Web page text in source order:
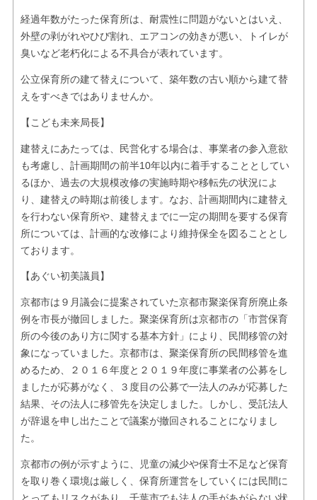
経過年数がたった保育所は、耐震性に問題がないとはいえ、
外壁の剥がれやひび割れ、エアコンの効きが悪い、トイレが
臭いなど老朽化による不具合が表れています。
公立保育所の建て替えについて、築年数の古い順から建て替
えをすべきではありませんか。
【こども未来局長】
建替えにあたっては、民営化する場合は、事業者の参入意欲
も考慮し、計画期間の前半10年以内に着手することとしてい
るほか、過去の大規模改修の実施時期や移転先の状況によ
り、建替えの時期は前後します。なお、計画期間内に建替え
を行わない保育所や、建替えまでに一定の期間を要する保育
所については、計画的な改修により維持保全を図ることとし
ております。
【あぐい初美議員】
京都市は９月議会に提案されていた京都市聚楽保育所廃止条
例を市長が撤回しました。聚楽保育所は京都市の「市営保育
所の今後のあり方に関する基本方針」により、民間移管の対
象になっていました。京都市は、聚楽保育所の民間移管を進
めるため、２０１６年度と２０１９年度に事業者の公募をし
ましたが応募がなく、３度目の公募で一法人のみが応募した
結果、その法人に移管先を決定しました。しかし、受託法人
が辞退を申し出たことで議案が撤回されることになりまし
た。
京都市の例が示すように、児童の減少や保育士不足など保育
を取り巻く環境は厳しく、保育所運営をしていくには民間に